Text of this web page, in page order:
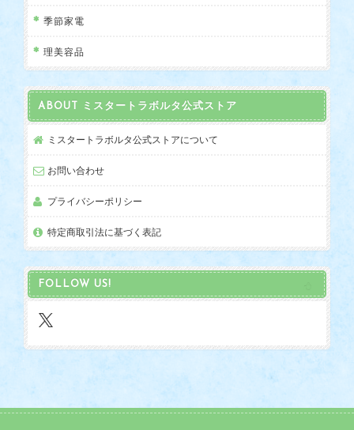
季節家電
理美容品
ABOUT ミスタートラボルタ公式ストア
ミスタートラボルタ公式ストアについて
お問い合わせ
プライバシーポリシー
特定商取引法に基づく表記
FOLLOW US!